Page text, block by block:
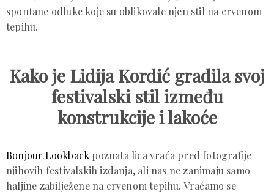
spontane odluke koje su oblikovale njen stil na crvenom
tepihu.
Kako je Lidija Kordić gradila svoj
festivalski stil između
konstrukcije i lakoće
Bonjour.Lookback poznata lica vraća pred fotografije
njihovih festivalskih izdanja, ali nas ne zanimaju samo
haljine zabilježene na crvenom tepihu. Vraćamo se